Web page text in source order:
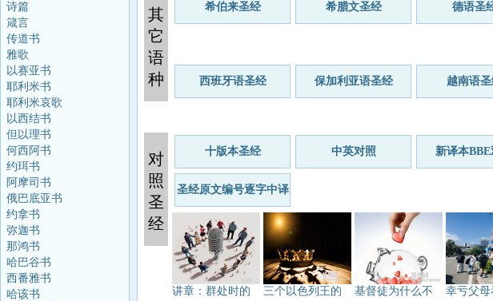
诗篇
箴言
传道书
雅歌
以赛亚书
耶利米书
耶利米哀歌
以西结书
但以理书
何西阿书
约珥书
阿摩司书
俄巴底亚书
约拿书
弥迦书
那鸿书
哈巴谷书
西番雅书
哈该书
其
它
语
种
希伯来圣经 希腊文圣经 德语圣
西班牙语圣经 保加利亚语圣经 越南语
对
照
圣
经
十版本圣经 中英对照 新译本
圣经原文编号逐字中译
讲章：群处时的 三个以色列王的 基督徒为什么不 幸亏父